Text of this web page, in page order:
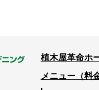
植木屋革命ホ
メニュー（料